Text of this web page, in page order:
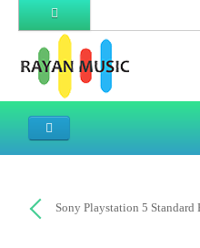
Sony Playstation 5